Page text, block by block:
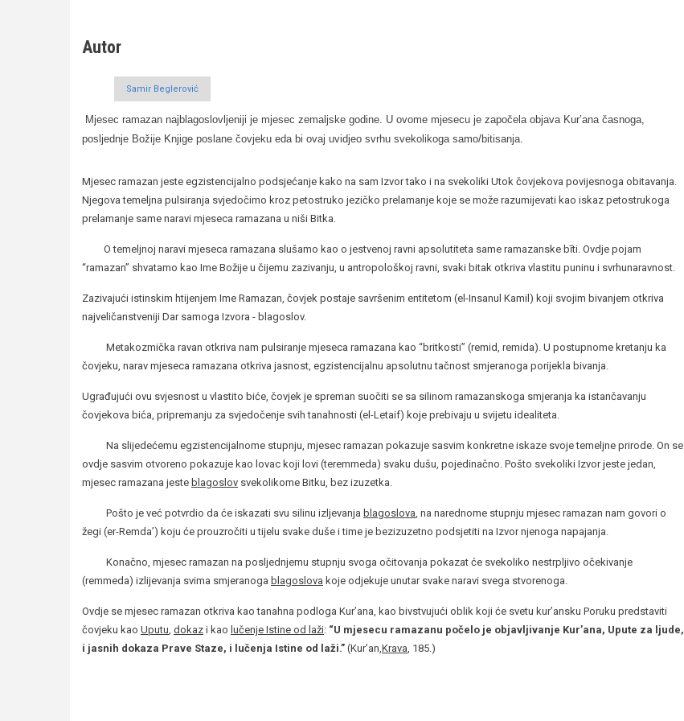
Autor
Samir Beglerović
Mjesec ramazan najblagoslovljeniji je mjesec zemaljske godine. U ovome mjesecu je započela objava Kur’ana časnoga,
posljednje Božije Knjige poslane čovjeku eda bi ovaj uvidjeo svrhu svekolikoga samo/bitisanja.
Mjesec ramazan jeste egzistencijalno podsjećanje kako na sam Izvor tako i na svekoliki Utok čovjekova povijesnoga obitavanja.
Njegova temeljna pulsiranja svjedočimo kroz petostruko jezičko prelamanje koje se može razumijevati kao iskaz petostrukoga
prelamanje same naravi mjeseca ramazana u niši Bitka.
O temeljnoj naravi mjeseca ramazana slušamo kao o jestvenoj ravni apsolutiteta same ramazanske bīti. Ovdje pojam
“ramazan” shvatamo kao Ime Božije u čijemu zazivanju, u antropološkoj ravni, svaki bitak otkriva vlastitu puninu i svrhunaravnost.
Zazivajući istinskim htijenjem Ime Ramazan, čovjek postaje savršenim entitetom (el-Insanul Kamil) koji svojim bivanjem otkriva
najveličanstveniji Dar samoga Izvora - blagoslov.
Metakozmička ravan otkriva nam pulsiranje mjeseca ramazana kao “britkosti” (remid, remida). U postupnome kretanju ka
čovjeku, narav mjeseca ramazana otkriva jasnost, egzistencijalnu apsolutnu tačnost smjeranoga porijekla bivanja.
Ugrađujući ovu svjesnost u vlastito biće, čovjek je spreman suočiti se sa silinom ramazanskoga smjeranja ka istančavanju
čovjekova bića, pripremanju za svjedočenje svih tanahnosti (el-Letaif) koje prebivaju u svijetu idealiteta.
Na slijedećemu egzistencijalnome stupnju, mjesec ramazan pokazuje sasvim konkretne iskaze svoje temeljne prirode. On se
ovdje sasvim otvoreno pokazuje kao lovac koji lovi (teremmeda) svaku dušu, pojedinačno. Pošto svekoliki Izvor jeste jedan,
mjesec ramazana jeste blagoslov svekolikome Bitku, bez izuzetka.
Pošto je već potvrdio da će iskazati svu silinu izljevanja blagoslova, na narednome stupnju mjesec ramazan nam govori o
žegi (er-Remda’) koju će prouzročiti u tijelu svake duše i time je bezizuzetno podsjetiti na Izvor njenoga napajanja.
Konačno, mjesec ramazan na posljednjemu stupnju svoga očitovanja pokazat će svekoliko nestrpljivo očekivanje
(remmeda) izlijevanja svima smjeranoga blagoslova koje odjekuje unutar svake naravi svega stvorenoga.
Ovdje se mjesec ramazan otkriva kao tanahna podloga Kur’ana, kao bivstvujući oblik koji će svetu kur’ansku Poruku predstaviti
čovjeku kao Uputu, dokaz i kao lučenje Istine od laži: “U mjesecu ramazanu počelo je objavljivanje Kur’ana, Upute za ljude,
i jasnih dokaza Prave Staze, i lučenja Istine od laži.” (Kur’an,Krava, 185.)